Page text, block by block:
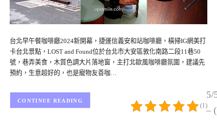
台北早午餐咖啡廳2024新開幕，捷運信義安和站咖啡廳，橫掃IG網美打
卡台北景點，LOST and Found位於台北市大安區敦化南路二段11巷50
號，巷弄美食，木質色調大片落地窗，主打北歐風咖啡廳氛圍，建議先
預約，生意超好的，也是寵物友善咖…
5/
–
(1)
CONTINUE READING